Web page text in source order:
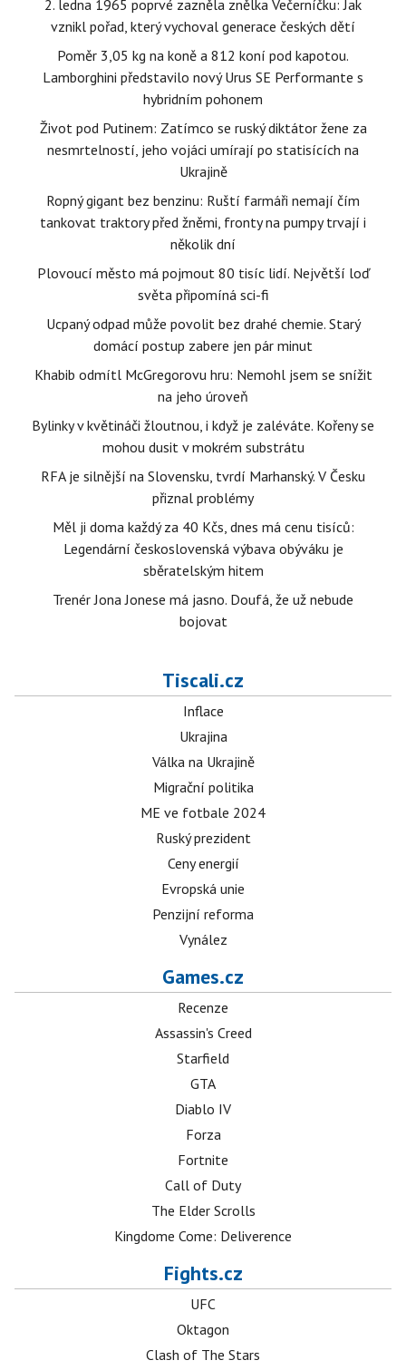
2. ledna 1965 poprvé zazněla znělka Večerníčku: Jak
vznikl pořad, který vychoval generace českých dětí
Poměr 3,05 kg na koně a 812 koní pod kapotou.
Lamborghini představilo nový Urus SE Performante s
hybridním pohonem
Život pod Putinem: Zatímco se ruský diktátor žene za
nesmrtelností, jeho vojáci umírají po statisících na
Ukrajině
Ropný gigant bez benzinu: Ruští farmáři nemají čím
tankovat traktory před žněmi, fronty na pumpy trvají i
několik dní
Plovoucí město má pojmout 80 tisíc lidí. Největší loď
světa připomíná sci-fi
Ucpaný odpad může povolit bez drahé chemie. Starý
domácí postup zabere jen pár minut
Khabib odmítl McGregorovu hru: Nemohl jsem se snížit
na jeho úroveň
Bylinky v květináči žloutnou, i když je zaléváte. Kořeny se
mohou dusit v mokrém substrátu
RFA je silnější na Slovensku, tvrdí Marhanský. V Česku
přiznal problémy
Měl ji doma každý za 40 Kčs, dnes má cenu tisíců:
Legendární československá výbava obýváku je
sběratelským hitem
Trenér Jona Jonese má jasno. Doufá, že už nebude
bojovat
Tiscali.cz
Inflace
Ukrajina
Válka na Ukrajině
Migrační politika
ME ve fotbale 2024
Ruský prezident
Ceny energií
Evropská unie
Penzijní reforma
Vynález
Games.cz
Recenze
Assassin's Creed
Starfield
GTA
Diablo IV
Forza
Fortnite
Call of Duty
The Elder Scrolls
Kingdome Come: Deliverence
Fights.cz
UFC
Oktagon
Clash of The Stars